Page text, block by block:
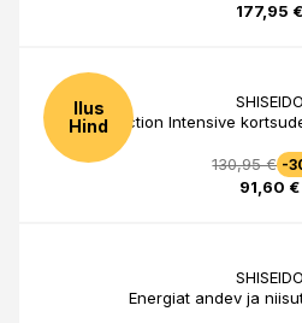
177,95 €
Ilus
Hind
SHISEIDO
Vital Perfection Intensive
130,95 € -
91,60 €
SHISEIDO
Energiat andev ja